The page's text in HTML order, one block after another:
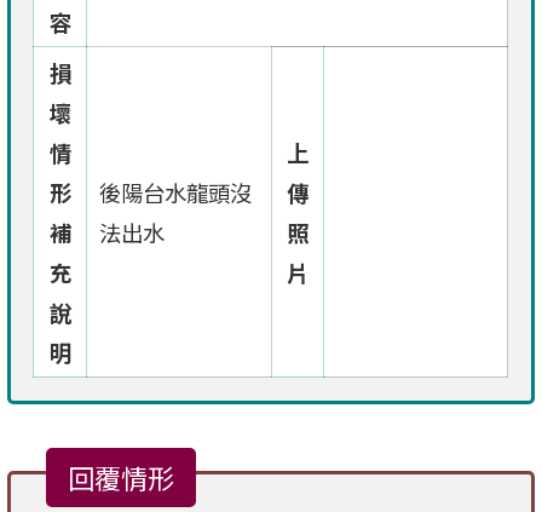
容
損
壞
情
形
補
充
說
明
後陽台水龍頭沒
法出水
上
傳
照
片
回覆情形